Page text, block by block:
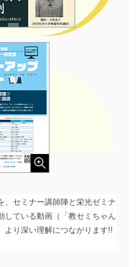
、セミナー講師陣と栄光ゼミナ
している動画（「教セミちゃん
より深い理解につながります!!